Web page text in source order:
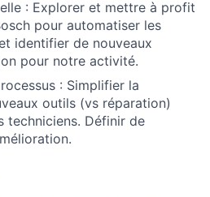
: Explorer et mettre à profit
pour automatiser les
identifier de nouveaux
pour notre activité.
: Simplifier la
outils (vs réparation)
techniciens. Définir de